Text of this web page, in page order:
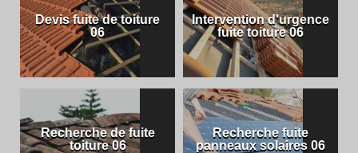
Devis fuite de toiture
06
Intervention d'urgence
fuite toiture 06
Recherche de fuite
toiture 06
Recherche fuite
panneaux solaires 06